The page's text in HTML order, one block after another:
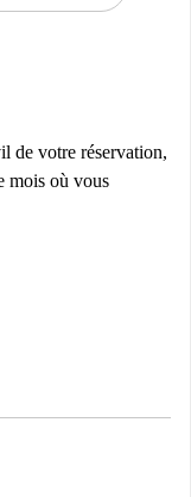
de votre réservation,
mois où vous